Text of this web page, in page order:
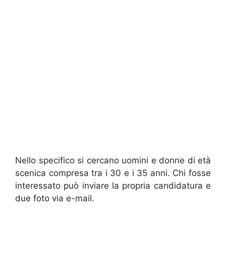
Nello specifico si cercano uomini e donne di età
scenica compresa tra i 30 e i 35 anni. Chi fosse
interessato può inviare la propria candidatura e
due foto via e-mail.